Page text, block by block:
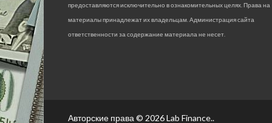
предоставляются исключительно в ознакомительных целях. Права на
материалы принадлежат их владельцам. Администрация сайта
ответственности за содержание материала не несет.
Авторские права © 2026Lab Finance..